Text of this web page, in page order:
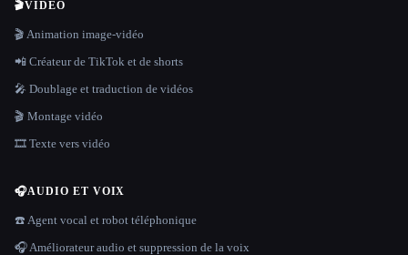
🎬VIDÉO
🎬 Animation image-vidéo
📲 Créateur de TikTok et de shorts
🎤 Doublage et traduction de vidéos
🎬 Montage vidéo
🎞️ Texte vers vidéo
🎧AUDIO ET VOIX
☎️ Agent vocal et robot téléphonique
🎧 Améliorateur audio et suppression de la voix